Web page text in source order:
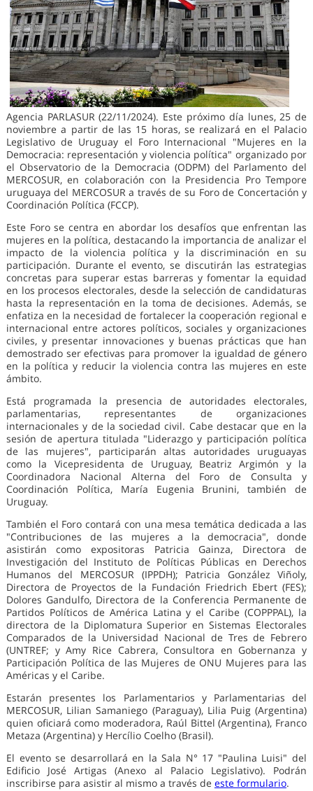
Agencia PARLASUR (22/11/2024). Este próximo día lunes, 25 de
noviembre a partir de las 15 horas, se realizará en el Palacio
Legislativo de Uruguay el Foro Internacional "Mujeres en la
Democracia: representación y violencia política" organizado por
el Observatorio de la Democracia (ODPM) del Parlamento del
MERCOSUR, en colaboración con la Presidencia Pro Tempore
uruguaya del MERCOSUR a través de su Foro de Concertación y
Coordinación Política (FCCP).
Este Foro se centra en abordar los desafíos que enfrentan las
mujeres en la política, destacando la importancia de analizar el
impacto de la violencia política y la discriminación en su
participación. Durante el evento, se discutirán las estrategias
concretas para superar estas barreras y fomentar la equidad
en los procesos electorales, desde la selección de candidaturas
hasta la representación en la toma de decisiones. Además, se
enfatiza en la necesidad de fortalecer la cooperación regional e
internacional entre actores políticos, sociales y organizaciones
civiles, y presentar innovaciones y buenas prácticas que han
demostrado ser efectivas para promover la igualdad de género
en la política y reducir la violencia contra las mujeres en este
ámbito.
Está programada la presencia de autoridades electorales,
parlamentarias, representantes de organizaciones
internacionales y de la sociedad civil. Cabe destacar que en la
sesión de apertura titulada "Liderazgo y participación política
de las mujeres", participarán altas autoridades uruguayas
como la Vicepresidenta de Uruguay, Beatriz Argimón y la
Coordinadora Nacional Alterna del Foro de Consulta y
Coordinación Política, María Eugenia Brunini, también de
Uruguay.
También el Foro contará con una mesa temática dedicada a las
"Contribuciones de las mujeres a la democracia", donde
asistirán como expositoras Patricia Gainza, Directora de
Investigación del Instituto de Políticas Públicas en Derechos
Humanos del MERCOSUR (IPPDH); Patricia González Viñoly,
Directora de Proyectos de la Fundación Friedrich Ebert (FES);
Dolores Gandulfo, Directora de la Conferencia Permanente de
Partidos Políticos de América Latina y el Caribe (COPPPAL), la
directora de la Diplomatura Superior en Sistemas Electorales
Comparados de la Universidad Nacional de Tres de Febrero
(UNTREF; y Amy Rice Cabrera, Consultora en Gobernanza y
Participación Política de las Mujeres de ONU Mujeres para las
Américas y el Caribe.
Estarán presentes los Parlamentarios y Parlamentarias del
MERCOSUR, Lilian Samaniego (Paraguay), Lilia Puig (Argentina)
quien oficiará como moderadora, Raúl Bittel (Argentina), Franco
Metaza (Argentina) y Hercílio Coelho (Brasil).
El evento se desarrollará en la Sala N° 17 "Paulina Luisi" del
Edificio José Artigas (Anexo al Palacio Legislativo). Podrán
inscribirse para asistir al mismo a través de este formulario.